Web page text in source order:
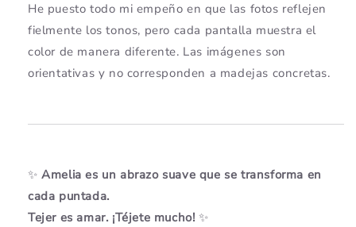
He puesto todo mi empeño en que las fotos reflejen
fielmente los tonos, pero cada pantalla muestra el
color de manera diferente. Las imágenes son
orientativas y no corresponden a madejas concretas.
✨Amelia es un abrazo suave que se transforma en
cada puntada.
Tejer es amar. ¡Téjete mucho! ✨